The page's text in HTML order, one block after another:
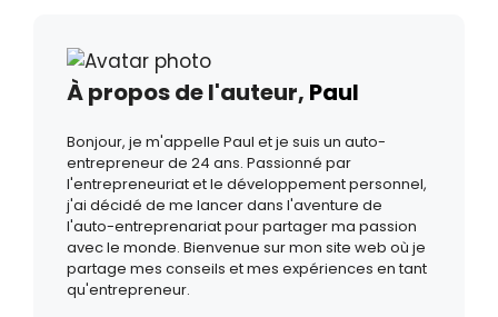
À propos de l'auteur, Paul
Bonjour, je m'appelle Paul et je suis un auto-
entrepreneur de 24 ans. Passionné par
l'entrepreneuriat et le développement personnel,
j'ai décidé de me lancer dans l'aventure de
l'auto-entreprenariat pour partager ma passion
avec le monde. Bienvenue sur mon site web où je
partage mes conseils et mes expériences en tant
qu'entrepreneur.